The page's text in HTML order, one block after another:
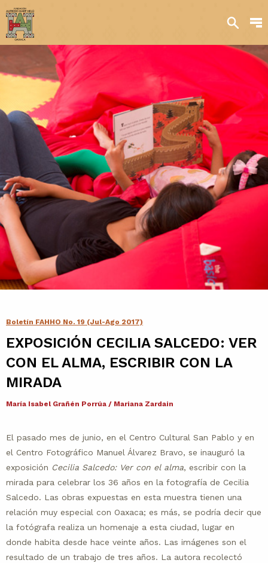
Sobre nosotros
Transparencia
Qué hacemos
Iniciativas
Acervos y
colecciones
Contacto
Agenda
Noticias
Boletín FAHHO No. 19 (Jul-Ago 2017)
EXPOSICIÓN CECILIA SALCEDO: VER
CON EL ALMA, ESCRIBIR CON LA
MIRADA
María Isabel Grañén Porrúa / Mariana Zardain
El pasado mes de junio, en el Centro Cultural San Pablo y en
el Centro Fotográfico Manuel Álvarez Bravo, se inauguró la
exposición Cecilia Salcedo: Ver con el alma, escribir con la
mirada para celebrar los 36 años en la fotografía de Cecilia
Salcedo. Las obras expuestas en esta muestra tienen una
relación muy especial con Oaxaca; es más, se podría decir que
la fotógrafa realiza un homenaje a esta ciudad, lugar en
donde habita desde hace veinte años. Las imágenes son el
resultado de un trabajo de tres años. La autora recolectó